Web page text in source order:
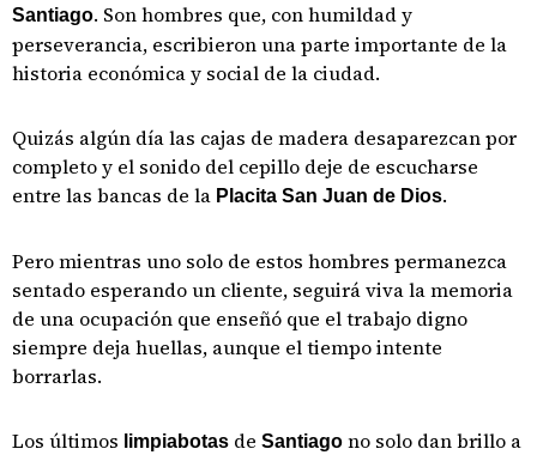
Santiago. Son hombres que, con humildad y
perseverancia, escribieron una parte importante de la
historia económica y social de la ciudad.
Quizás algún día las cajas de madera desaparezcan por
completo y el sonido del cepillo deje de escucharse
entre las bancas de la Placita San Juan de Dios.
Pero mientras uno solo de estos hombres permanezca
sentado esperando un cliente, seguirá viva la memoria
de una ocupación que enseñó que el trabajo digno
siempre deja huellas, aunque el tiempo intente
borrarlas.
Los últimos limpiabotas de Santiago no solo dan brillo a